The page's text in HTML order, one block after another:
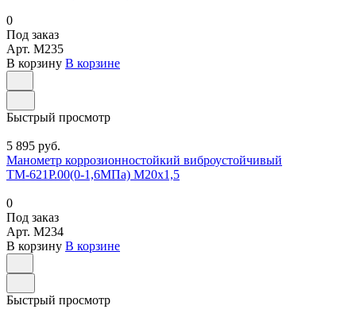
0
Под заказ
Арт. M235
В корзину В корзине
Быстрый просмотр
5 895 руб.
Манометр коррозионностойкий виброустойчивый
ТМ-621Р.00(0-1,6МПа) М20х1,5
0
Под заказ
Арт. M234
В корзину В корзине
Быстрый просмотр